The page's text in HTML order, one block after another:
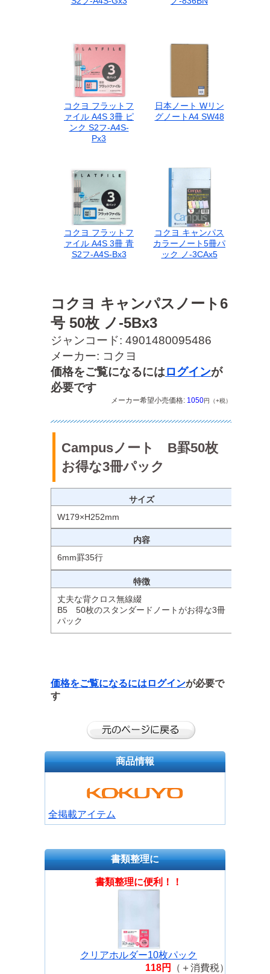
コクヨ キャンパスノート6
号 50枚 ノ-5Bx3
ジャンコード: 4901480095486
メーカー: コクヨ
価格をご覧になるにはログインが
必要です
メーカー希望小売価格: 1050円（+税）
Campusノート B罫50枚
お得な3冊パック
サイズ
W179×H252mm
内容
6mm罫35行
特徴
丈夫な背クロス無線綴
B5 50枚のスタンダードノートがお得な3冊
パック
価格をご覧になるには ログインが必要で
す
コクヨ フラットフ
ァイル A4S 3冊 ピ
ンク S2フ-A4S-
Px3
日本ノート Wリン
グノートA4 SW48
コクヨ フラットフ
ァイル A4S 3冊 青
S2フ-A4S-Bx3
コクヨ キャンパス
カラーノート5冊パ
ック ノ-3CAx5
商品情報
全掲載アイテム
書類整理に
書類整理に便利！！
クリアホルダー10枚パック
118円
（＋消費税）